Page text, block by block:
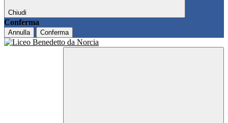
Chiudi
Conferma
Annulla Conferma